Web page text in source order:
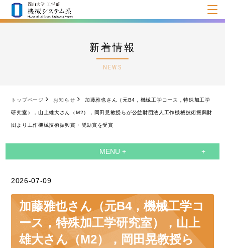
新着情報
NEWS
トップページ お知らせ 加藤雅也さん（元B4，機械工学コース，特殊加工学
研究室），山上雄大さん（M2），岡田晃教授らが公益財団法人工作機械技術振興財
団より工作機械技術振興賞・奨励賞を受賞
MENU +
2026-07-09
加藤雅也さん（元B4，機械工学コ
ース，特殊加工学研究室），山上
雄大さん（M2），岡田晃教授ら